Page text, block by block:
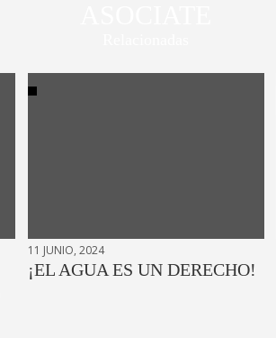
11 JUNIO, 2024
¡EL AGUA ES UN DERECHO!